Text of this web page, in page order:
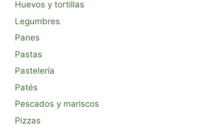
Huevos y tortillas
Legumbres
Panes
Pastas
Pastelería
Patés
Pescados y mariscos
Pizzas